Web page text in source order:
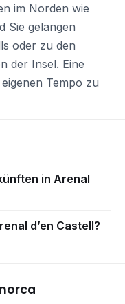
im Norden wie
Sie gelangen
oder zu den
der Insel. Eine
Tempo zu
in Arenal
d’en Castell?